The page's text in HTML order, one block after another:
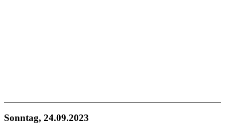
Sonntag, 24.09.2023